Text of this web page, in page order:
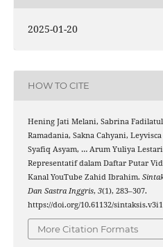
2025-01-20
HOW TO CITE
Hening Jati Melani, Sabrina
Ramadania, Sakna Cahyani,
Syafiq Asyam, … Arum Yuliya
Representatif dalam Daftar Putar
Kanal YouTube Zahid Ibrahim.
Dan Sastra Inggris, 3(1), 283–307.
https://doi.org/10.61132/
More Citation Formats